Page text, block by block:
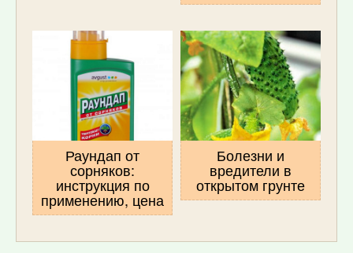
Раундап от
сорняков:
инструкция по
применению, цена
Болезни и
вредители в
открытом грунте